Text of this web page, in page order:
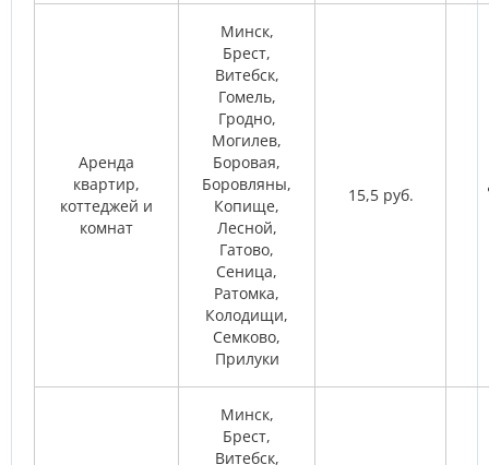
Аренда
квартир,
коттеджей и
комнат
Минск,
Брест,
Витебск,
Гомель,
Гродно,
Могилев,
Боровая,
Боровляны,
Копище,
Лесной,
Гатово,
Сеница,
Ратомка,
Колодищи,
Семково,
Прилуки
15,5 руб.
Минск,
Брест,
Витебск,